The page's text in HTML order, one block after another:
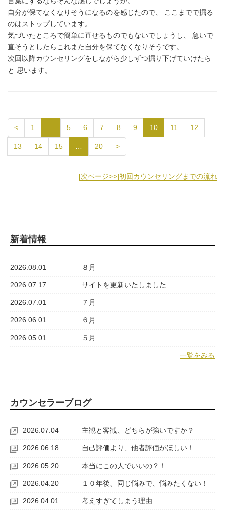
自分が保てなくなりそうになるのを感じたので、 ここまでで掘る
のはストップしています。
気づいたところで簡単に直せるものでもないでしょうし、 急いで
直そうとしたらこれまた自分を保てなくなりそうです。
次回以降カウンセリングをしながら少しずつ掘り下げていけたら
と 思います。
< 1 5 6 7 8 9 10 11 12
13 14 15 20 >
[次ページ>>]初回カウンセリングまでの流れ
新着情報
2026.08.01 ８月
2026.07.17 サイトを更新いたしました
2026.07.01 ７月
2026.06.01 ６月
2026.05.01 ５月
一覧をみる
カウンセラーブログ
2026.07.04 主観と客観、どちらが強いですか？
2026.06.18 自己評価より、他者評価がほしい！
2026.05.20 本当にこの人でいいの？！
2026.04.20 １０年後、同じ悩みで、悩みたくない！
2026.04.01 考えすぎてしまう理由